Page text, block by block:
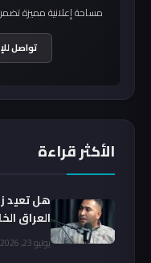
مساحة إعلانية مميزة
تواصل للإعلان:
الأكثر قراءة
هل تعيد
العراق
يوليو 23, 2026